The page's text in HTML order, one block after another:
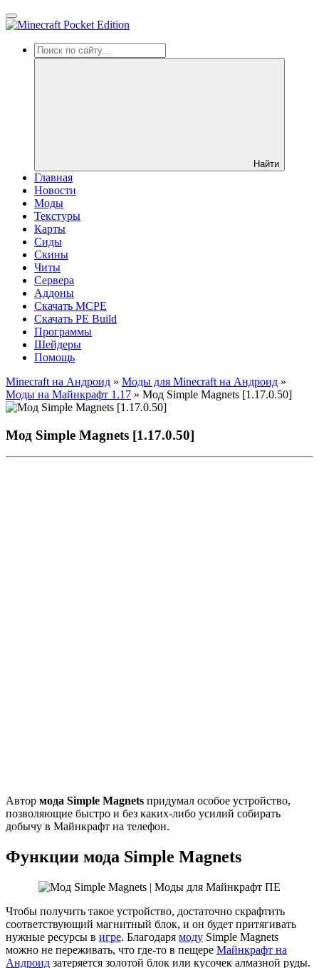
Найти
Главная
Новости
Моды
Текстуры
Карты
Сиды
Cкины
Читы
Сервера
Аддоны
Скачать MCPE
Скачать PE Build
Программы
Шейдеры
Помощь
Minecraft на Андроид » Моды для Minecraft на Андроид »
Моды на Майнкрафт 1.17 » Мод Simple Magnets [1.17.0.50]
Мод Simple Magnets [1.17.0.50]
Автор мода Simple Magnets придумал особое устройство,
позволяющие быстро и без каких-либо усилий собирать
добычу в Майнкрафт на телефон.
Функции мода Simple Magnets
Чтобы получить такое устройство, достаточно скрафтить
соответствующий магнитный блок, и он будет притягивать
нужные ресурсы в игре. Благодаря моду Simple Magnets
можно не переживать, что где-то в пещере Майнкрафт на
Андроид затеряется золотой блок или кусочек алмазной руды.